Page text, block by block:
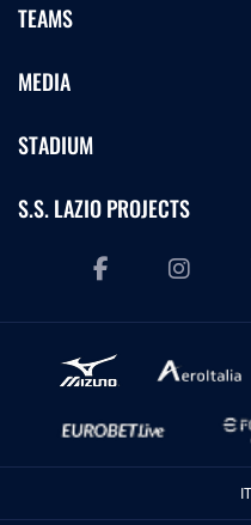
TEAMS
MEDIA
STADIUM
S.S. LAZIO PROJECTS
IT